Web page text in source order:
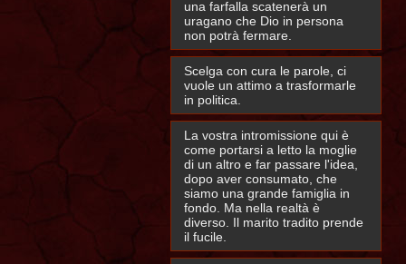
una farfalla scatenerà un
uragano che Dio in persona
non potrà fermare.
Scelga con cura le parole, ci
vuole un attimo a trasformarle
in politica.
La vostra intromissione qui è
come portarsi a letto la moglie
di un altro e far passare l'idea,
dopo aver consumato, che
siamo una grande famiglia in
fondo. Ma nella realtà è
diverso. Il marito tradito prende
il fucile.